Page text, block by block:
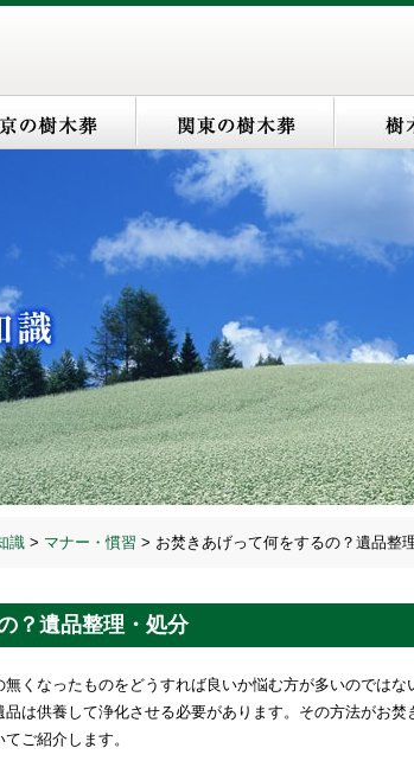
識 > マナー・慣習 > お焚きあげって何をするの？遺品整
？遺品整理・処分
くなったものをどうすれば良いか悩む方が多いのではな
は供養して浄化させる必要があります。その方法がお焚
ご紹介します。